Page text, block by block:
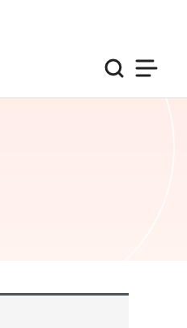
검색
사이트맵